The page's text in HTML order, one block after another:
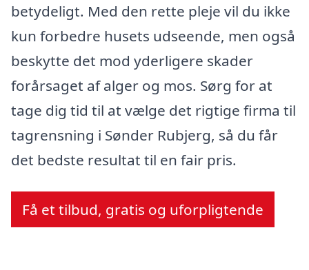
betydeligt. Med den rette pleje vil du ikke
kun forbedre husets udseende, men også
beskytte det mod yderligere skader
forårsaget af alger og mos. Sørg for at
tage dig tid til at vælge det rigtige firma til
tagrensning i Sønder Rubjerg, så du får
det bedste resultat til en fair pris.
Få et tilbud, gratis og uforpligtende